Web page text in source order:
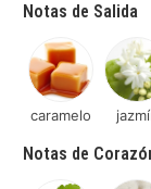
Notas de Salida
caramelo
Notas de